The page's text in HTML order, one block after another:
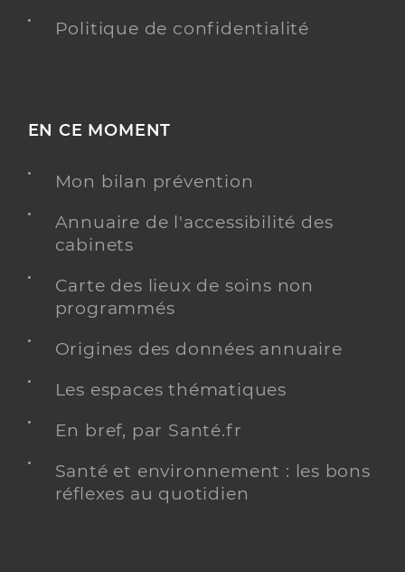
Politique de confidentialité
EN CE MOMENT
Mon bilan prévention
Annuaire de l'accessibilité des
cabinets
Carte des lieux de soins non
programmés
Origines des données annuaire
Les espaces thématiques
En bref, par Santé.fr
Santé et environnement : les bons
réflexes au quotidien